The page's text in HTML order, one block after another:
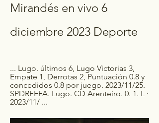
Mirandés en vivo 6
diciembre 2023 Deporte
... Lugo. últimos 6, Lugo Victorias 3,
Empate 1, Derrotas 2, Puntuación 0.8 y
concedidos 0.8 por juego. 2023/11/25.
SPDRFEFA. Lugo. CD Arenteiro. 0. 1. L ·
2023/11/ ...